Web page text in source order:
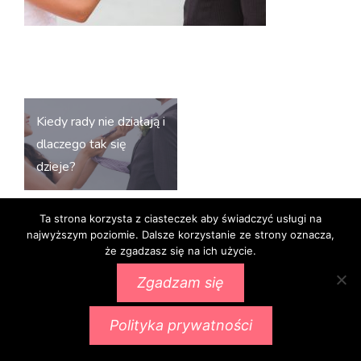
Nawigacja
wpisu
Kiedy rady nie działają i
dlaczego tak się
dzieje?
Proudly powered by WordPress|Theme:
aThemes.
Ta strona korzysta z ciasteczek aby świadczyć usługi na
najwyższym poziomie. Dalsze korzystanie ze strony oznacza,
że zgadzasz się na ich użycie.
Zgadzam się
Polityka prywatności